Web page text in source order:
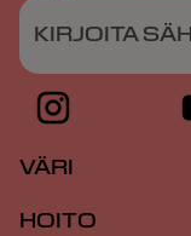
KIRJOITA
VÄRI
HOITO